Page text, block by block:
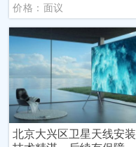
价格：面议
北京大兴区卫星天线安装